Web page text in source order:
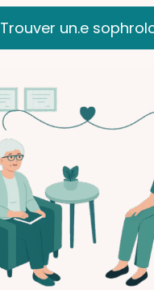
Trouver un.e